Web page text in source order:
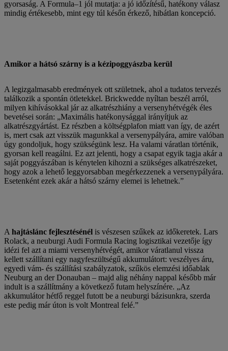
gyorsaság. A Formula–1 jól mutatja: a jó időzítésű, hatékony válasz
mindig értékesebb, mint egy túl későn érkező, hibátlan koncepció.
Amikor a hátsó szárny is a kézipoggyászba kerül
A legizgalmasabb eredmények ott születnek, ahol a tudatos tervezés
találkozik a spontán ötletekkel. Brickwedde nyíltan beszél arról,
milyen kihívásokkal jár az alkatrészhiány a versenyhétvégék éles
bevetései során: „Maximális hatékonysággal irányítjuk az
alkatrészgyártást. Ez részben a költségplafon miatt van így, de azért
is, mert csak azt visszük magunkkal a versenypályára, amire valóban
úgy gondoljuk, hogy szükségünk lesz. Ha valami váratlan történik,
gyorsan kell reagálni. Ez azt jelenti, hogy a csapat egyik tagja akár a
saját poggyászában is kénytelen kihozni a szükséges alkatrészeket,
hogy azok a lehető leggyorsabban megérkezzenek a versenypályára.
Esetenként ezek akár a hátsó szárny elemei is lehetnek.”
A hajtáslánc fejlesztésénél is vészesen szűkek az időkeretek. Lars
Rolack, a neuburgi Audi Formula Racing logisztikai vezetője így
idézi fel azt a miami versenyhétvégét, amikor váratlanul vissza
kellett szállítani egy nagyfeszültségű akkumulátort: veszélyes áru,
egyedi vám- és szállítási szabályzatok, szűkös elemzési időablak
Neuburg an der Donauban – majd alig néhány nappal később már
indult is a szállítmány a következő futam helyszínére. „Az
akkumulátor hétfő reggel futott be a neuburgi bázisunkra, szerda
este pedig már úton is volt Montreal felé.”